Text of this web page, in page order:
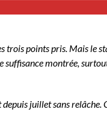
trois points pris. Mais le
suffisance montrée,
juillet sans relâche.